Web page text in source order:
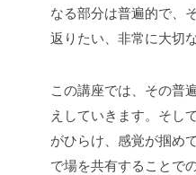
なる部分は普遍的で、
返りたい、非常に大切
この講座では、その普
えしていきます。そし
がひらけ、感覚が掴め
で場を共有することで